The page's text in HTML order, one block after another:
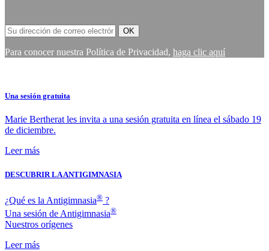
Para conocer nuestra Política de Privacidad, haga clic aquí
Una sesión gratuita
Marie Bertherat les invita a una sesión gratuita en línea el sábado 19
de diciembre.
Leer más
DESCUBRIR LA ANTIGIMNASIA
¿Qué es la Antigimnasia® ?
Una sesión de Antigimnasia®
Nuestros orígenes
Leer más